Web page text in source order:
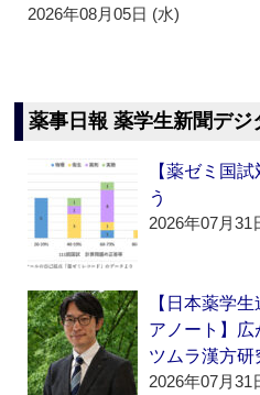
2026年08月05日 (水)
薬事日報 薬学生新聞デジ
【薬ゼミ国
う
2026年07月31
【日本薬学
アノート】
ツムラ漢方
2026年07月31